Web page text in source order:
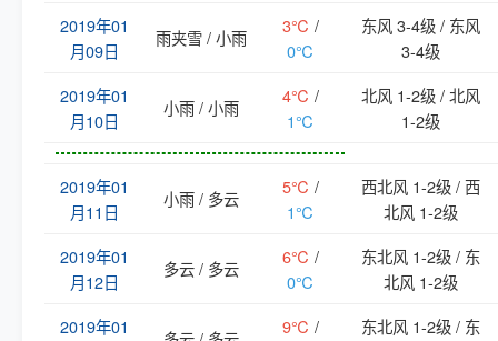
2019年01
月09日
雨夹雪 / 小雨
3℃ /
0℃
东风 3-4级 / 东风
3-4级
2019年01
月10日
小雨 / 小雨
4℃ /
1℃
北风 1-2级 / 北风
1-2级
2019年01
月11日
小雨 / 多云
5℃ /
1℃
西北风 1-2级 / 西
北风 1-2级
2019年01
月12日
多云 / 多云
6℃ /
0℃
东北风 1-2级 / 东
北风 1-2级
2019年01
9℃ /
东北风 1-2级 / 东